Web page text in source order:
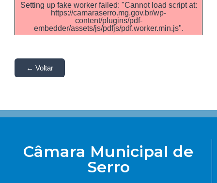
Setting up fake worker failed: "Cannot load script at:
https://camaraserro.mg.gov.br/wp-
content/plugins/pdf-
embedder/assets/js/pdfjs/pdf.worker.min.js".
← Voltar
Câmara Municipal de
Serro